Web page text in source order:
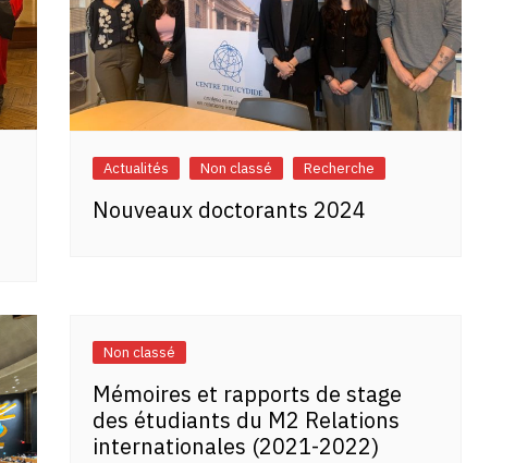
Actualités Non classé Recherche
Nouveaux doctorants 2024
Non classé
Mémoires et rapports de stage
des étudiants du M2 Relations
internationales (2021-2022)